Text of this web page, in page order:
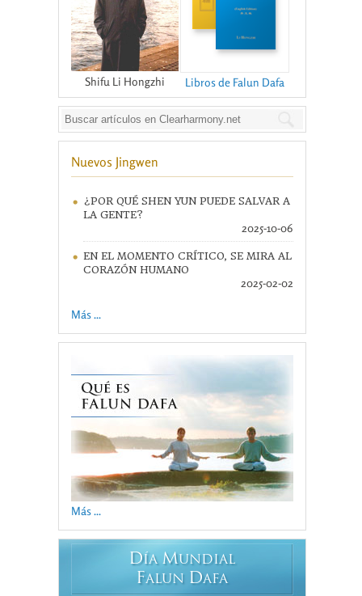
Shifu Li Hongzhi Libros de Falun Dafa
Nuevos Jingwen
¿POR QUÉ SHEN YUN PUEDE SALVAR A
LA GENTE?
2025-10-06
EN EL MOMENTO CRÍTICO, SE MIRA AL
CORAZÓN HUMANO
2025-02-02
Más ...
Más ...
DÍA MUNDIAL
FALUN DAFA